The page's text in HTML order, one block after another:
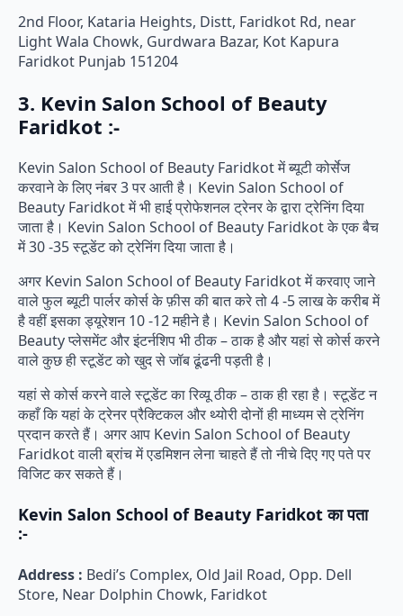
2nd Floor, Kataria Heights, Distt, Faridkot Rd, near
Light Wala Chowk, Gurdwara Bazar, Kot Kapura
Faridkot Punjab 151204
3. Kevin Salon School of Beauty
Faridkot :-
Kevin Salon School of Beauty Faridkot में ब्यूटी कोर्सेज
करवाने के लिए नंबर 3 पर आती है। Kevin Salon School of
Beauty Faridkot में भी हाई प्रोफेशनल ट्रेनर के द्वारा ट्रेनिंग दिया
जाता है। Kevin Salon School of Beauty Faridkot के एक बैच
में 30 -35 स्टूडेंट को ट्रेनिंग दिया जाता है।
अगर Kevin Salon School of Beauty Faridkot में करवाए जाने
वाले फुल ब्यूटी पार्लर कोर्स के फ़ीस की बात करे तो 4 -5 लाख के करीब में
है वहीं इसका ड्यूरेशन 10 -12 महीने है। Kevin Salon School of
Beauty प्लेसमेंट और इंटर्नशिप भी ठीक – ठाक है और यहां से कोर्स करने
वाले कुछ ही स्टूडेंट को खुद से जॉब ढूंढनी पड़ती है।
यहां से कोर्स करने वाले स्टूडेंट का रिव्यू ठीक – ठाक ही रहा है। स्टूडेंट न
कहाँ कि यहां के ट्रेनर प्रैक्टिकल और थ्योरी दोनों ही माध्यम से ट्रेनिंग
प्रदान करते हैं। अगर आप Kevin Salon School of Beauty
Faridkot वाली ब्रांच में एडमिशन लेना चाहते हैं तो नीचे दिए गए पते पर
विजिट कर सकते हैं।
Kevin Salon School of Beauty Faridkot का पता
:-
Address : Bedi’s Complex, Old Jail Road, Opp. Dell
Store, Near Dolphin Chowk, Faridkot